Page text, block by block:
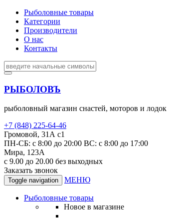
Рыболовные товары
Категории
Производители
О нас
Контакты
РЫБОЛОВЪ
рыболовный магазин снастей, моторов и лодок
+7 (848) 225-64-46
Громовой, 31А с1
ПН-СБ: с 8:00 до 20:00 ВС: с 8:00 до 17:00
Мира, 123А
с 9.00 до 20.00 без выходных
Заказать звонок
Toggle navigation МЕНЮ
Рыболовные товары
Новое в магазине